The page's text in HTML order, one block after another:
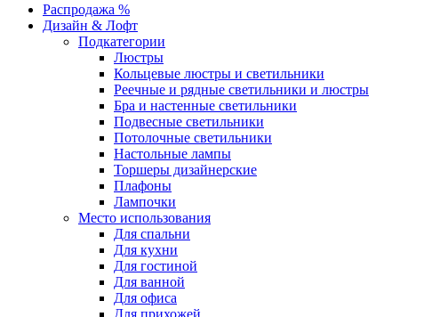
Распродажа %
Дизайн & Лофт
Подкатегории
Люстры
Кольцевые люстры и светильники
Реечные и рядные светильники и люстры
Бра и настенные светильники
Подвесные светильники
Потолочные светильники
Настольные лампы
Торшеры дизайнерские
Плафоны
Лампочки
Место использования
Для спальни
Для кухни
Для гостиной
Для ванной
Для офиса
Для прихожей